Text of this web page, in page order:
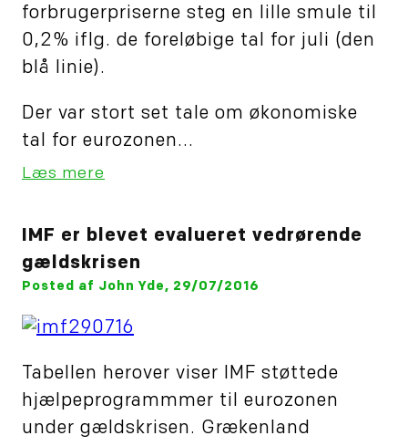
forbrugerpriserne steg en lille smule til
0,2% iflg. de foreløbige tal for juli (den
blå linie).
Der var stort set tale om økonomiske
tal for eurozonen...
Læs mere
IMF er blevet evalueret vedrørende
gældskrisen
Posted af John Yde, 29/07/2016
Tabellen herover viser IMF støttede
hjælpeprogrammmer til eurozonen
under gældskrisen. Grækenland